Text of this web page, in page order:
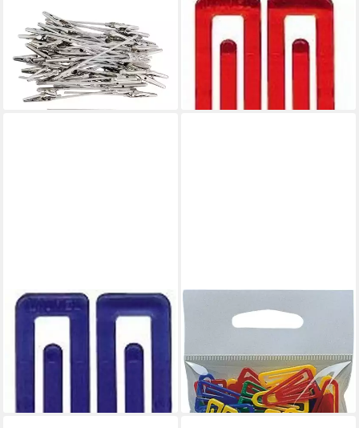
Büroklammer Memo-Halter
Klammer, 50 Stück
12,99 €
lieferbar - in 5-6 Werktagen bei dir
Büroklammer Büroklammern
King Klip 50mm VE=20 Stück
kristallrot
lieferbar - in 9-11 Werktagen bei
dir
Büroklammer Büroklammern
King Klip 50mm VE=20 Stück
kristallblau
Büroklammer Plastikclips
25mm 100 Stück sortiert
lieferbar - in 9-11 Werktagen bei
dir